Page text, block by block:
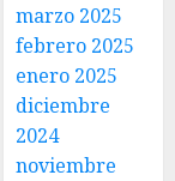
marzo 2025
febrero 2025
enero 2025
diciembre
2024
noviembre